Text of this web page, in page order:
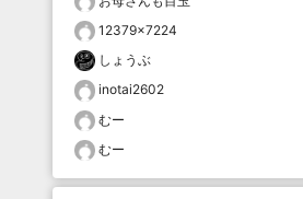
12379×7224
しょうぶ
inotai2602
むー
むー